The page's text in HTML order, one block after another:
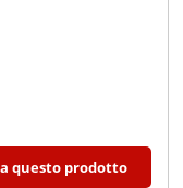
questo prodotto